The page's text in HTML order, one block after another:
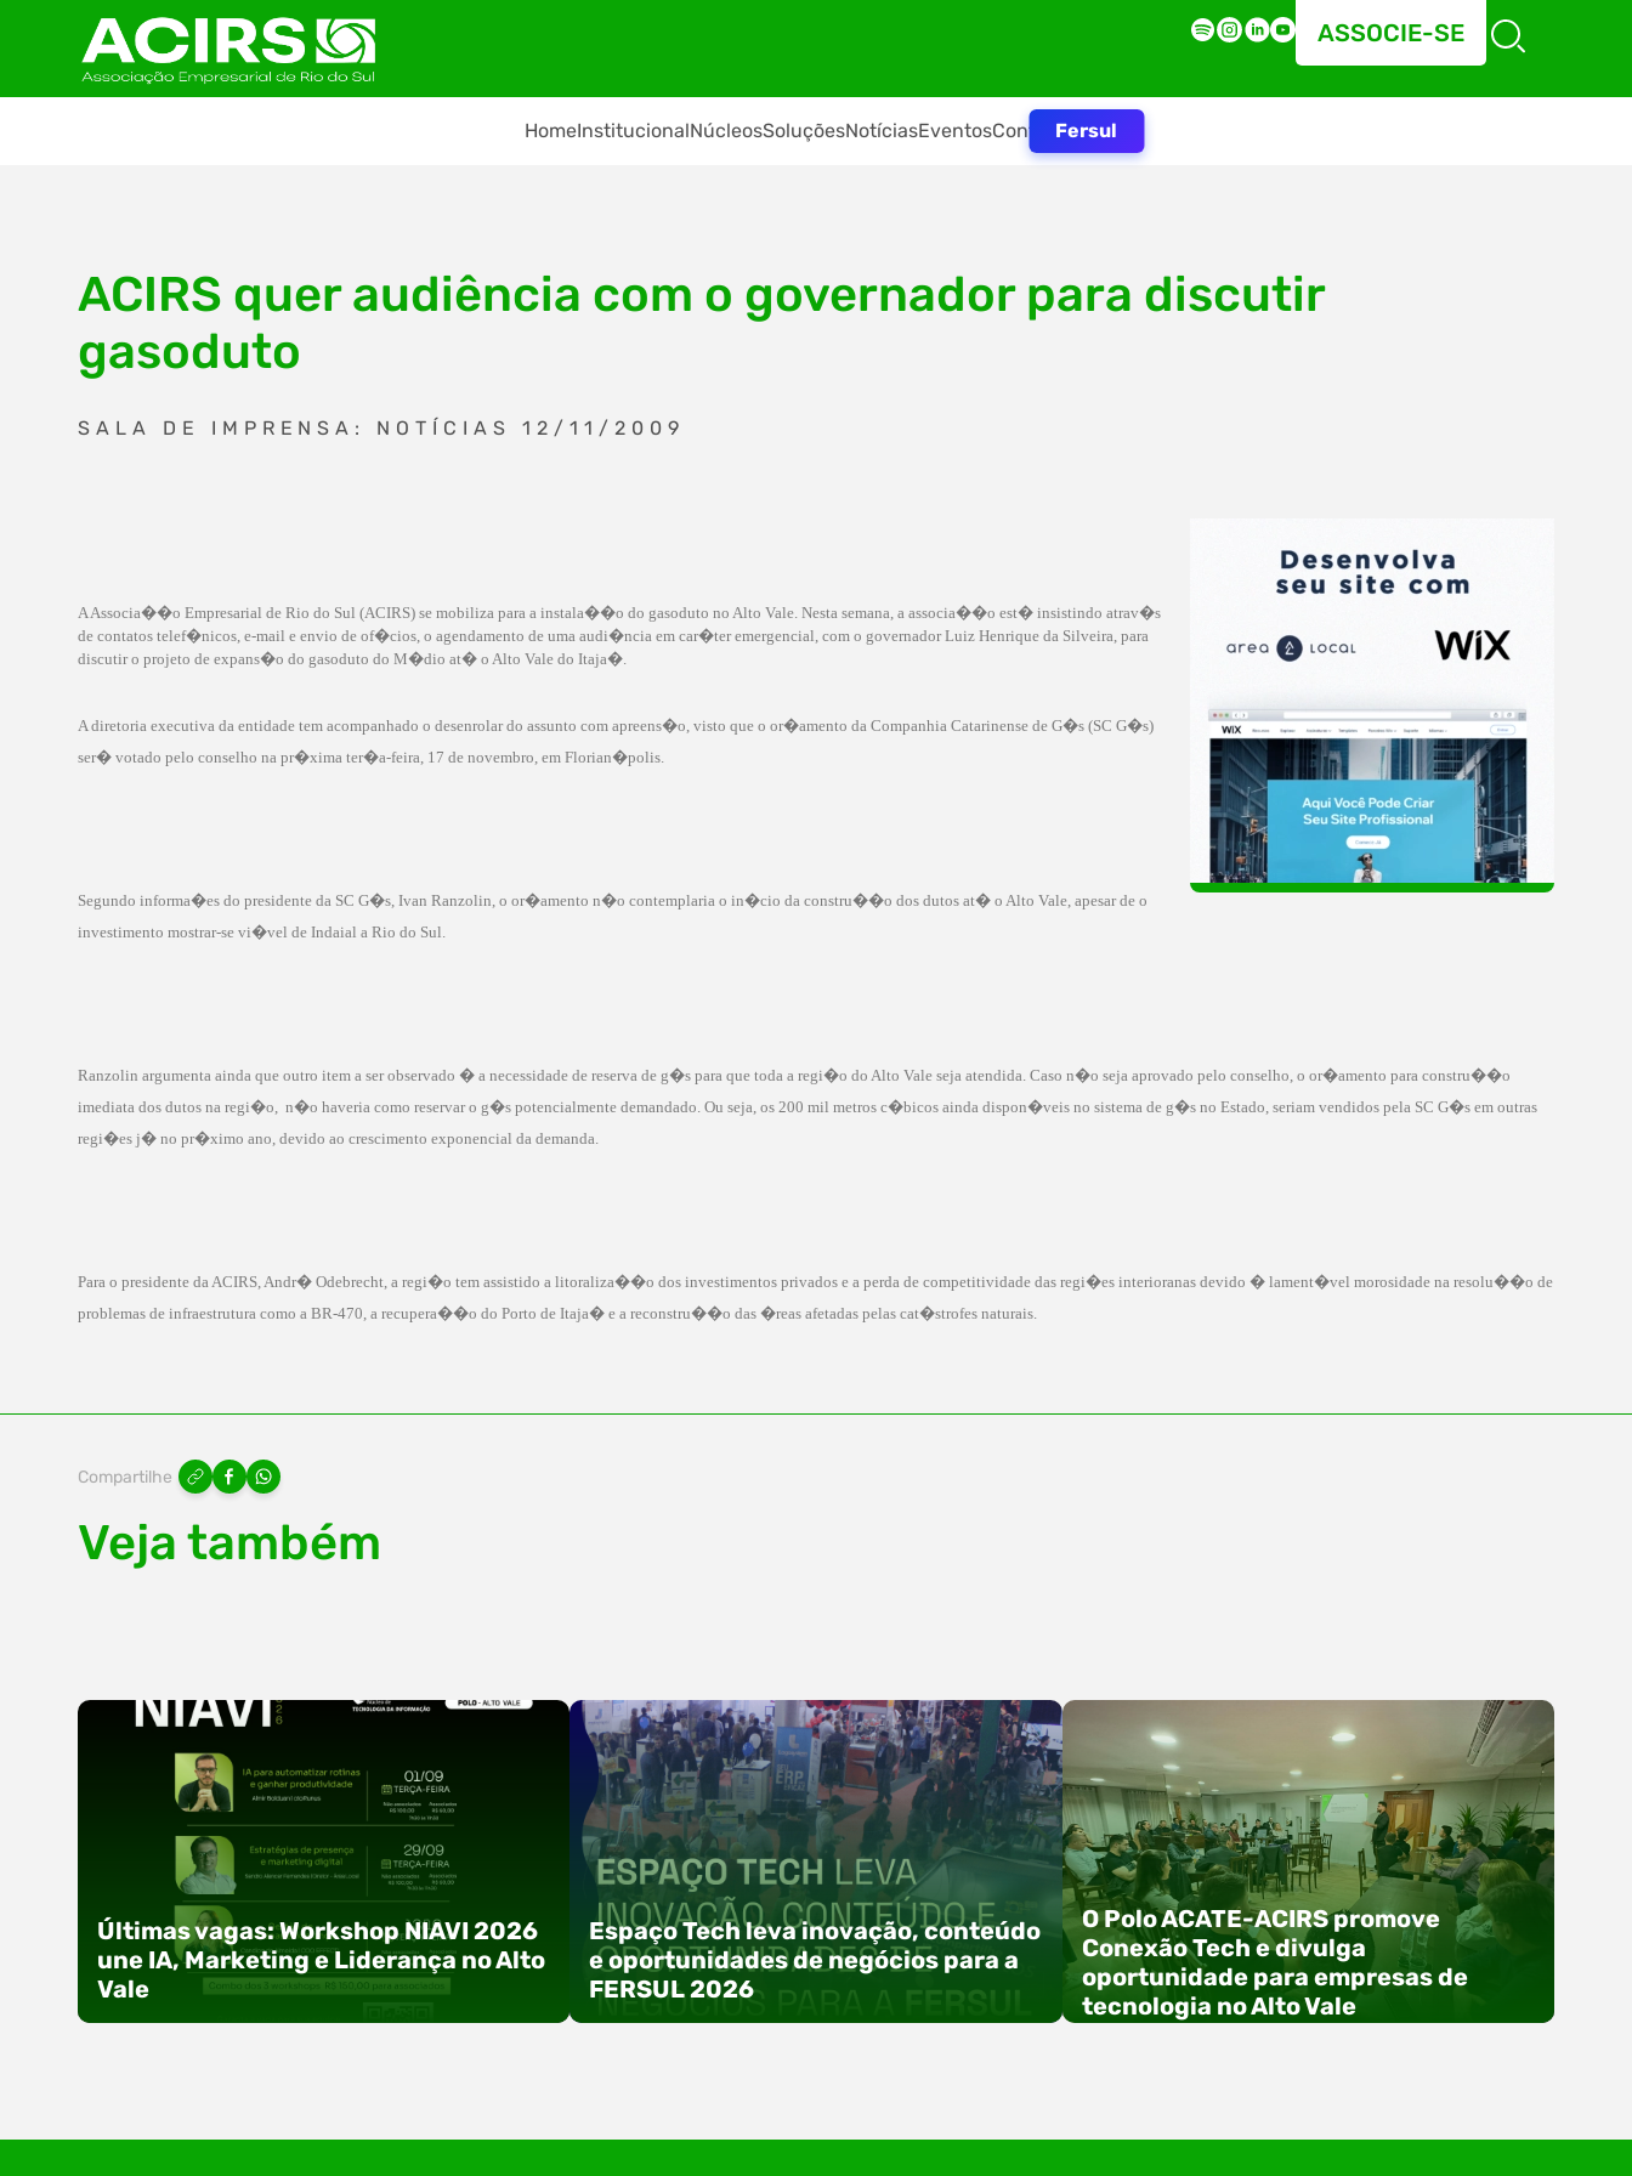
ASSOCIE-SE
HomeInstitucionalNúcleosSoluçõesNotíciasEventosContatoFersul
ACIRS quer audiência com o governador para discutir
gasoduto
SALA DE IMPRENSA: NOTÍCIAS 12/11/2009
A Associa��o Empresarial de Rio do Sul (ACIRS) se mobiliza para a instala��o do gasoduto no Alto Vale. Nesta semana, a associa��o est� insistindo atrav�s
de contatos telef�nicos, e-mail e envio de of�cios, o agendamento de uma audi�ncia em car�ter emergencial, com o governador Luiz Henrique da Silveira, para
discutir o projeto de expans�o do gasoduto do M�dio at� o Alto Vale do Itaja�.
A diretoria executiva da entidade tem acompanhado o desenrolar do assunto com apreens�o, visto que o or�amento da Companhia Catarinense de G�s (SC G�s)
ser� votado pelo conselho na pr�xima ter�a-feira, 17 de novembro, em Florian�polis.
Segundo informa�es do presidente da SC G�s, Ivan Ranzolin, o or�amento n�o contemplaria o in�cio da constru��o dos dutos at� o Alto Vale, apesar de o
investimento mostrar-se vi�vel de Indaial a Rio do Sul.
Ranzolin argumenta ainda que outro item a ser observado � a necessidade de reserva de g�s para que toda a regi�o do Alto Vale seja atendida. Caso n�o seja aprovado pelo conselho, o or�amento para constru��o
imediata dos dutos na regi�o, n�o haveria como reservar o g�s potencialmente demandado. Ou seja, os 200 mil metros c�bicos ainda dispon�veis no sistema de g�s no Estado, seriam vendidos pela SC G�s em outras
regi�es j� no pr�ximo ano, devido ao crescimento exponencial da demanda.
Para o presidente da ACIRS, Andr� Odebrecht, a regi�o tem assistido a litoraliza��o dos investimentos privados e a perda de competitividade das regi�es interioranas devido � lament�vel morosidade na resolu��o de
problemas de infraestrutura como a BR-470, a recupera��o do Porto de Itaja� e a reconstru��o das �reas afetadas pelas cat�strofes naturais.
Compartilhe
Veja também
Últimas vagas: Workshop NIAVI 2026
une IA, Marketing e Liderança no Alto
Vale
Espaço Tech leva inovação, conteúdo
e oportunidades de negócios para a
FERSUL 2026
O Polo ACATE-ACIRS promove
Conexão Tech e divulga
oportunidade para empresas de
tecnologia no Alto Vale